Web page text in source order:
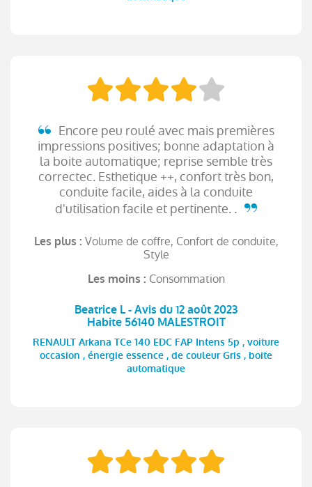
Encore peu roulé avec mais premières
impressions positives; bonne adaptation à
la boite automatique; reprise semble très
correctec. Esthetique ++, confort très bon,
conduite facile, aides à la conduite
d'utilisation facile et pertinente. .
Les plus : Volume de coffre, Confort de conduite,
Style
Les moins : Consommation
Beatrice L - Avis du 12 août 2023
Habite 56140 MALESTROIT
RENAULT Arkana TCe 140 EDC FAP Intens 5p , voiture
occasion , énergie essence , de couleur Gris , boite
automatique